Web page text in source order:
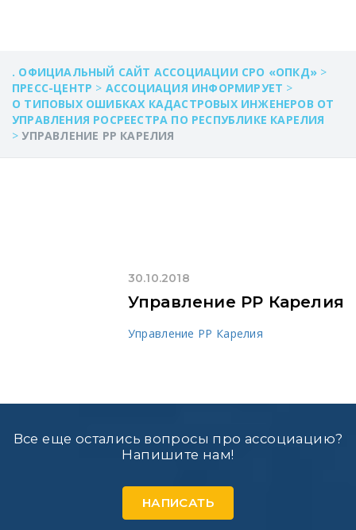
. ОФИЦИАЛЬНЫЙ САЙТ АССОЦИАЦИИ СРО «ОПКД» >
ПРЕСС-ЦЕНТР > АССОЦИАЦИЯ ИНФОРМИРУЕТ >
О ТИПОВЫХ ОШИБКАХ КАДАСТРОВЫХ ИНЖЕНЕРОВ ОТ
УПРАВЛЕНИЯ РОСРЕЕСТРА ПО РЕСПУБЛИКЕ КАРЕЛИЯ
> УПРАВЛЕНИЕ РР КАРЕЛИЯ
30.10.2018
Управление РР Карелия
Управление РР Карелия
Все еще остались вопросы про ассоциацию?
Напишите нам!
НАПИСАТЬ